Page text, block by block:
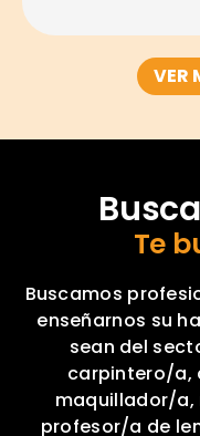
VER
Te
Buscamos
enseñarnos su
sean del
carpintero/a,
maquillador/
profesor/a de